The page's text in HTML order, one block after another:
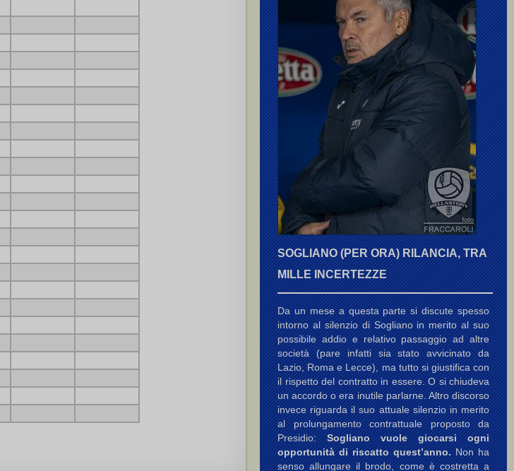
SOGLIANO (PER ORA) RILANCIA, TRA
MILLE INCERTEZZE
Da un mese a questa parte si discute spesso
intorno al silenzio di Sogliano in merito al suo
possibile addio e relativo passaggio ad altre
società (pare infatti sia stato avvicinato da
Lazio, Roma e Lecce), ma tutto si giustifica con
il rispetto del contratto in essere. O si chiudeva
un accordo o era inutile parlarne. Altro discorso
invece riguarda il suo attuale silenzio in merito
al prolungamento contrattuale proposto da
Presidio:Sogliano vuole giocarsi ogni
opportunità di riscatto quest’anno.Non ha
senso allungare il brodo, come è costretta a